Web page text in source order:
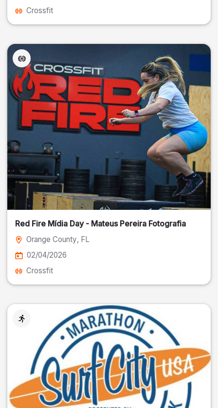
Crossfit
Red Fire Mídia Day - Mateus Pereira Fotografia
Orange County, FL
02/04/2026
Crossfit